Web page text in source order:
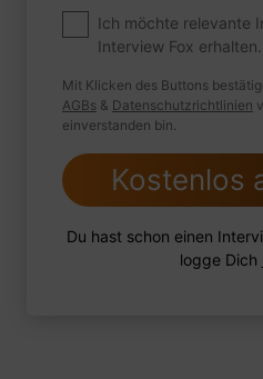
Können Sie mir etwas
den
1 Beispiel Antwort
Ich möchte relevante
Interview Fox erhalten.
Mit Klicken des Buttons
AGBs & Datenschutzrichtlinien
einverstanden bin.
Kostenlos
Du hast schon einen
logge Dich